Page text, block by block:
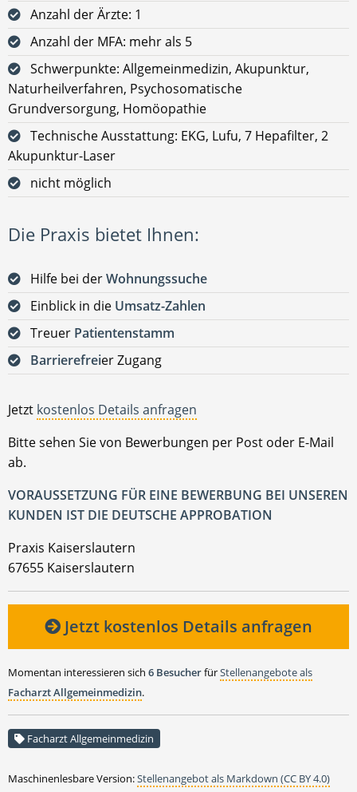
Anzahl der Ärzte: 1
Anzahl der MFA: mehr als 5
Schwerpunkte: Allgemeinmedizin, Akupunktur,
Naturheilverfahren, Psychosomatische
Grundversorgung, Homöopathie
Technische Ausstattung: EKG, Lufu, 7 Hepafilter, 2
Akupunktur-Laser
nicht möglich
Die Praxis bietet Ihnen:
Hilfe bei derWohnungssuche
Einblick in die Umsatz-Zahlen
Treuer Patientenstamm
Barrierefreier Zugang
Jetzt kostenlos Details anfragen
Bitte sehen Sie von Bewerbungen per Post oder E-Mail
ab.
VORAUSSETZUNG FÜR EINE BEWERBUNG BEI UNSEREN
KUNDEN IST DIE DEUTSCHE APPROBATION
Praxis Kaiserslautern
67655 Kaiserslautern
Jetzt kostenlos Details anfragen
Momentan interessieren sich 6 BesucherfürStellenangebote als
Facharzt Allgemeinmedizin.
Facharzt Allgemeinmedizin
Maschinenlesbare Version:Stellenangebot als Markdown (CC BY 4.0)